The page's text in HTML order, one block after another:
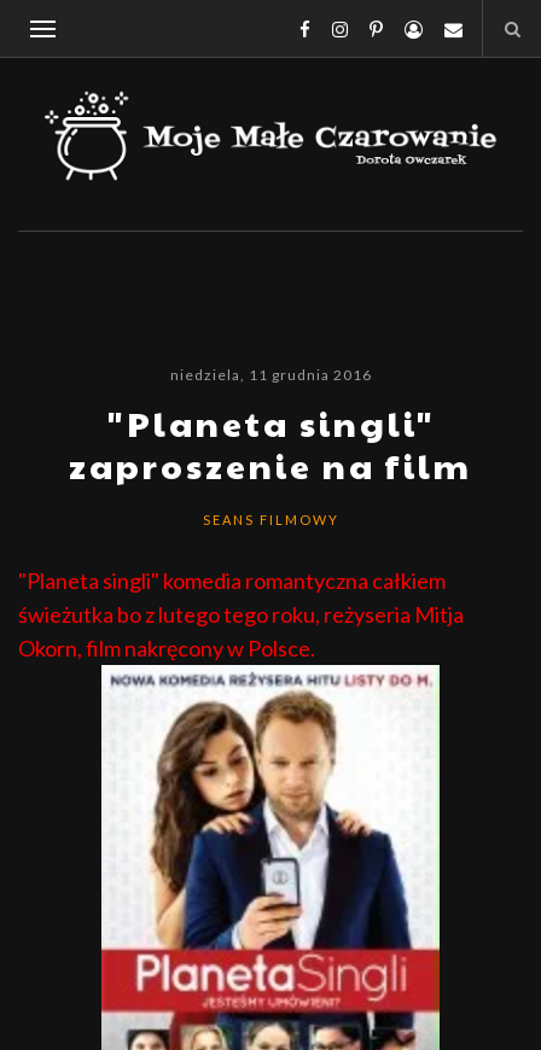
niedziela, 11 grudnia 2016
"Planeta singli"
zaproszenie na film
SEANS FILMOWY
"Planeta singli" komedia romantyczna całkiem
świeżutka bo z lutego tego roku, reżyseria Mitja
Okorn, film nakręcony w Polsce.